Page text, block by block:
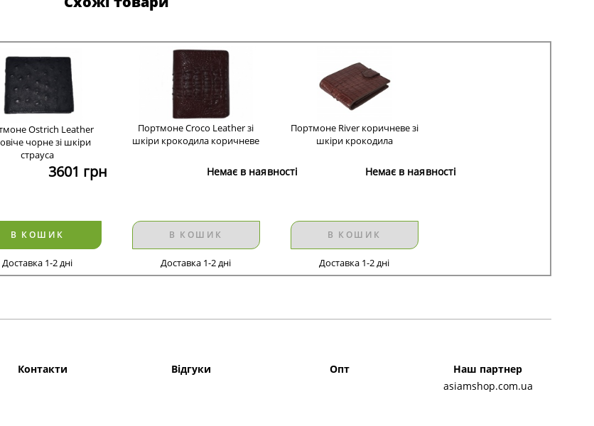
Ostrich Leather
чорне зі шкіри
страуса
3601 грн
В КОШИК
Доставка 1-2 дні
Портмоне Croco Leather зі
шкіри крокодила коричневе
Немає в наявності
В КОШИК
Доставка 1-2 дні
Портмоне River коричневе зі
шкіри крокодила
Немає в наявності
В КОШИК
Доставка 1-2 дні
Контакти Відгуки Опт
Наш партнер
asiamshop.com.ua